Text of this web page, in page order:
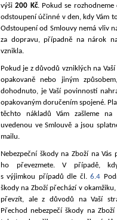
výši200 Kč. Pokud se
odstoupení účinné v den, kdy Vám
Odstoupení od Smlouvy nemá vliv
za dopravu, případně na nárok
vznikla.
Pokud je z důvodů vzniklých na
opakovaně nebo jiným
dohodnuto, je Vaší povinností
opakovaným doručením spojené.
těchto nákladů Vám zašleme na
uvedenou ve Smlouvě a jsou
mailu.
Nebezpeční škody na Zboží na
ho převezmete. V případě,
s výjimkou případů dle čl.6.4
škody na Zboží přechází v
převzít, ale z důvodů na Vaší
Přechod nebezpečí škody na